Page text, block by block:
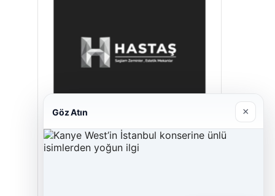
Hastaş Beton
Göz Atın ×